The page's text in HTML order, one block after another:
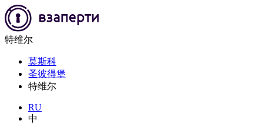
特维尔
莫斯科
圣彼得堡
特维尔
RU
中